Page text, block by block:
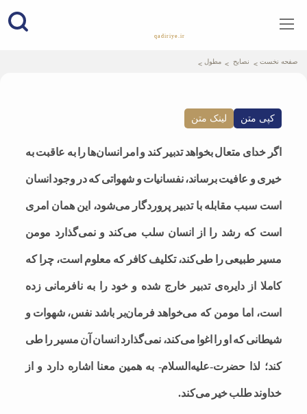
qadiriye.ir
صفحه نخست نصایح مطول
کپی متن لینک متن
اگر خدای متعال بخواهد تدبیر کند و امر انسان‌ها را به عاقبت به
خیری و عافیت برساند، نفسانیات و شهواتی که در وجود انسان
است سبب مقابله با تدبیر پروردگار می‌شود، این همان امری
است که رشد را از انسان سلب می‌کند و نمی‌گذارد مومن
مسیر طبیعی را طی‌کند، تکلیف کافر که معلوم است، چرا که
کاملا از دایره‌ی تدبیر خارج شده و خود را به نافرمانی زده
است، اما مومن که می‌خواهد فرمان‌بر باشد نفس، شهوات و
شیطانی که او را اغوا می‌کند، نمی‌گذارد انسان آن مسیر را طی
کند؛ لذا حضرت-علیه‌السلام- به همین معنا اشاره دارد و از
خداوند طلب خیر می‌کند.